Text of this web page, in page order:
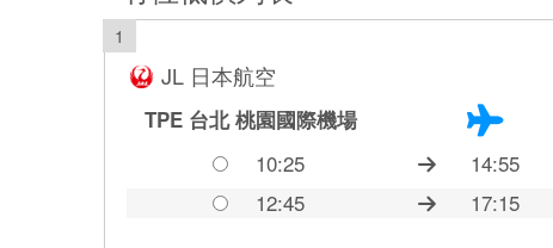
1
JL 日本航空
TPE 台北桃園國際機場
10:25
14:55
12:45
17:15